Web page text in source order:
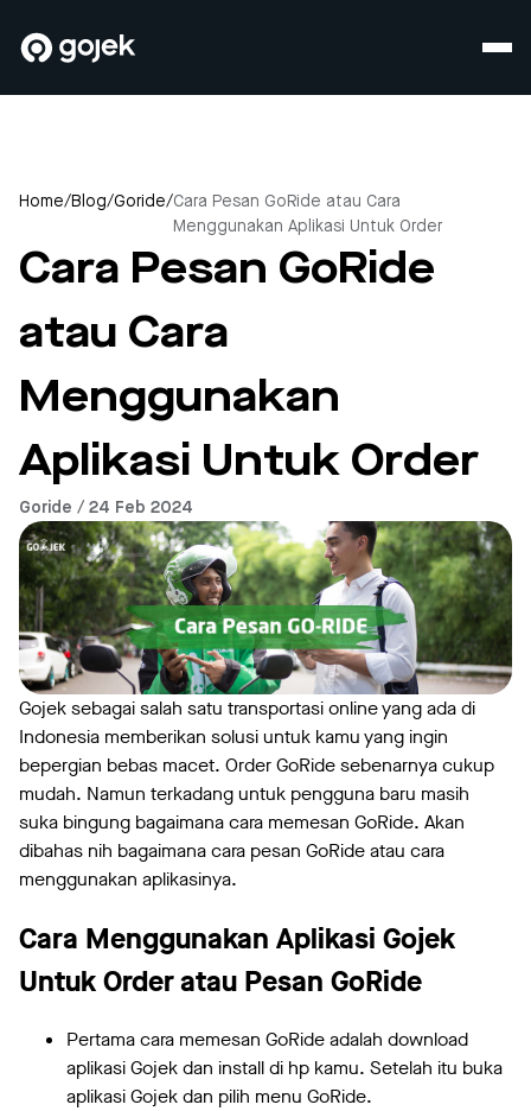
Home/Blog/Goride/Cara Pesan GoRide atau Cara
Menggunakan Aplikasi Untuk Order
Cara Pesan GoRide
atau Cara
Menggunakan
Aplikasi Untuk Order
Goride / 24 Feb 2024
Gojek sebagai salah satu transportasi online yang ada di
Indonesia memberikan solusi untuk kamu yang ingin
bepergian bebas macet. Order GoRide sebenarnya cukup
mudah. Namun terkadang untuk pengguna baru masih
suka bingung bagaimana cara memesan GoRide. Akan
dibahas nih bagaimana cara pesan GoRide atau cara
menggunakan aplikasinya.
Cara Menggunakan Aplikasi Gojek
Untuk Order atau Pesan GoRide
Pertama cara memesan GoRide adalah download
aplikasi Gojek dan install di hp kamu. Setelah itu buka
aplikasi Gojek dan pilih menu GoRide.